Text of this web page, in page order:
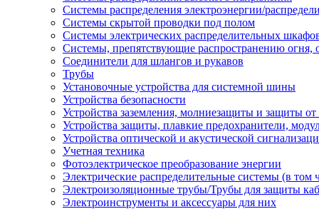
Системы распределения электроэнергии/
Системы скрытой проводки под полом
Системы электрических распределительных
Системы, препятствующие распространению огня,
Соединители для шлангов и рукавов
Трубы
Установочные устройства для системной шины
Устройства безопасности
Устройства заземления, молниезащиты и защиты
Устройства защиты, плавкие предохранители,
Устройства оптической и акустической
Учетная техника
Фотоэлектрическое преобразование энергии
Электрические распределительные системы (в том
Электроизоляционные трубы/Трубы для защиты
Электроинструменты и аксессуары для них